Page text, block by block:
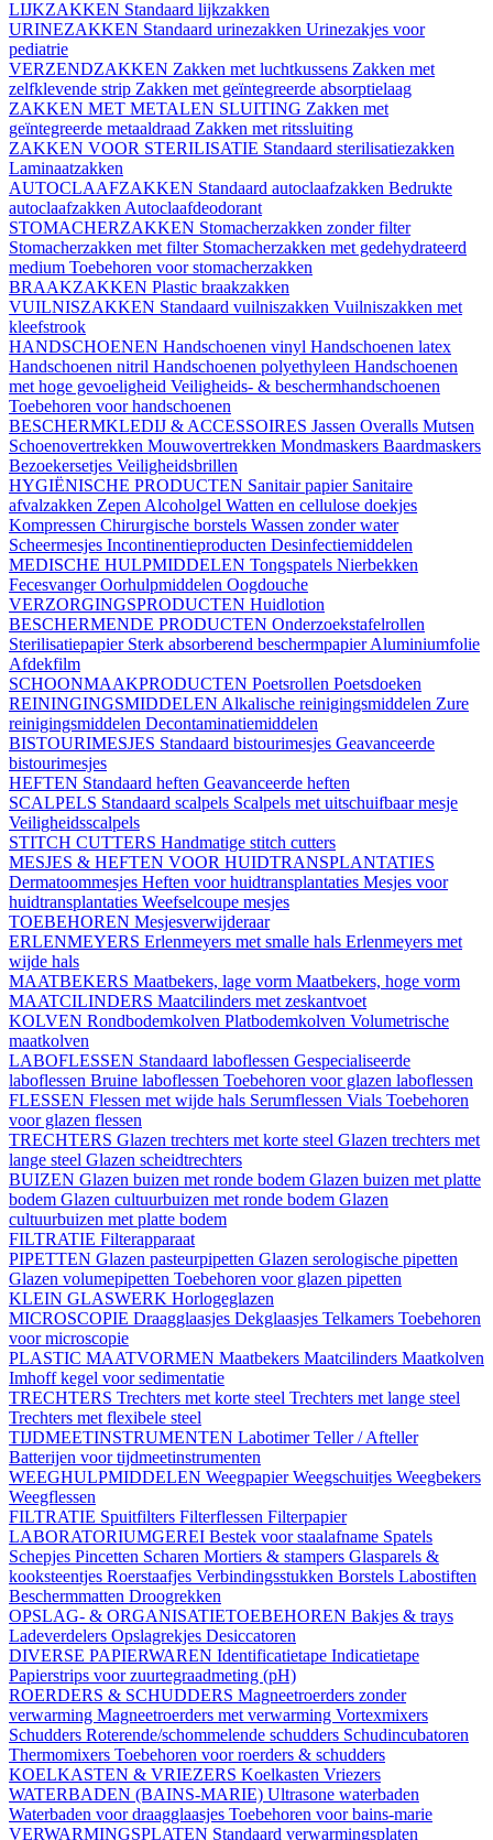
LIJKZAKKEN Standaard lijkzakken
URINEZAKKEN Standaard urinezakken Urinezakjes voor
pediatrie
VERZENDZAKKEN Zakken met luchtkussens Zakken met
zelfklevende strip Zakken met geïntegreerde absorptielaag
ZAKKEN MET METALEN SLUITING Zakken met
geïntegreerde metaaldraad Zakken met ritssluiting
ZAKKEN VOOR STERILISATIE Standaard sterilisatiezakken
Laminaatzakken
AUTOCLAAFZAKKEN Standaard autoclaafzakken Bedrukte
autoclaafzakken Autoclaafdeodorant
STOMACHERZAKKEN Stomacherzakken zonder filter
Stomacherzakken met filter Stomacherzakken met gedehydrateerd
medium Toebehoren voor stomacherzakken
BRAAKZAKKEN Plastic braakzakken
VUILNISZAKKEN Standaard vuilniszakken Vuilniszakken met
kleefstrook
HANDSCHOENEN Handschoenen vinyl Handschoenen latex
Handschoenen nitril Handschoenen polyethyleen Handschoenen
met hoge gevoeligheid Veiligheids- & beschermhandschoenen
Toebehoren voor handschoenen
BESCHERMKLEDIJ & ACCESSOIRES Jassen Overalls Mutsen
Schoenovertrekken Mouwovertrekken Mondmaskers Baardmaskers
Bezoekersetjes Veiligheidsbrillen
HYGIËNISCHE PRODUCTEN Sanitair papier Sanitaire
afvalzakken Zepen Alcoholgel Watten en cellulose doekjes
Kompressen Chirurgische borstels Wassen zonder water
Scheermesjes Incontinentieproducten Desinfectiemiddelen
MEDISCHE HULPMIDDELEN Tongspatels Nierbekken
FecesvangerOorhulpmiddelen Oogdouche
VERZORGINGSPRODUCTEN Huidlotion
BESCHERMENDE PRODUCTEN Onderzoekstafelrollen
Sterilisatiepapier Sterk absorberend beschermpapierAluminiumfolie
Afdekfilm
SCHOONMAAKPRODUCTEN Poetsrollen Poetsdoeken
REININGINGSMIDDELEN Alkalische reinigingsmiddelen Zure
reinigingsmiddelen Decontaminatiemiddelen
BISTOURIMESJES Standaard bistourimesjes Geavanceerde
bistourimesjes
HEFTEN Standaard heften Geavanceerde heften
SCALPELS Standaard scalpels Scalpels met uitschuifbaar mesje
Veiligheidsscalpels
STITCH CUTTERS Handmatige stitch cutters
MESJES & HEFTEN VOOR HUIDTRANSPLANTATIES
Dermatoommesjes Heften voor huidtransplantaties Mesjes voor
huidtransplantaties Weefselcoupe mesjes
TOEBEHOREN Mesjesverwijderaar
ERLENMEYERS Erlenmeyers met smalle hals Erlenmeyers met
wijde hals
MAATBEKERS Maatbekers, lage vorm Maatbekers, hoge vorm
MAATCILINDERS Maatcilinders met zeskantvoet
KOLVEN Rondbodemkolven Platbodemkolven Volumetrische
maatkolven
LABOFLESSEN Standaard laboflessen Gespecialiseerde
laboflessen Bruine laboflessen Toebehoren voor glazen laboflessen
FLESSEN Flessen met wijde hals Serumflessen Vials Toebehoren
voor glazen flessen
TRECHTERS Glazen trechters met korte steel Glazen trechters met
lange steel Glazen scheidtrechters
BUIZEN Glazen buizen met ronde bodem Glazen buizen met platte
bodem Glazen cultuurbuizen met ronde bodem Glazen
cultuurbuizen met platte bodem
FILTRATIE Filterapparaat
PIPETTEN Glazen pasteurpipetten Glazen serologische pipetten
Glazen volumepipetten Toebehoren voor glazen pipetten
KLEIN GLASWERK Horlogeglazen
MICROSCOPIE Draagglaasjes Dekglaasjes Telkamers Toebehoren
voor microscopie
PLASTIC MAATVORMEN Maatbekers Maatcilinders Maatkolven
Imhoff kegel voor sedimentatie
TRECHTERS Trechters met korte steel Trechters met lange steel
Trechters met flexibele steel
TIJDMEETINSTRUMENTEN LabotimerTeller / Afteller
Batterijen voor tijdmeetinstrumenten
WEEGHULPMIDDELEN WeegpapierWeegschuitjes Weegbekers
Weegflessen
FILTRATIE Spuitfilters Filterflessen Filterpapier
LABORATORIUMGEREI Bestek voor staalafname Spatels
Schepjes Pincetten Scharen Mortiers & stampers Glasparels &
kooksteentjes Roerstaafjes Verbindingsstukken Borstels Labostiften
Beschermmatten Droogrekken
OPSLAG- & ORGANISATIETOEBEHOREN Bakjes & trays
Ladeverdelers Opslagrekjes Desiccatoren
DIVERSE PAPIERWAREN Identificatietape Indicatietape
Papierstrips voor zuurtegraadmeting (pH)
ROERDERS & SCHUDDERS Magneetroerders zonder
verwarming Magneetroerders met verwarming Vortexmixers
Schudders Roterende/schommelende schudders Schudincubatoren
Thermomixers Toebehoren voor roerders & schudders
KOELKASTEN & VRIEZERS Koelkasten Vriezers
WATERBADEN (BAINS-MARIE) Ultrasone waterbaden
Waterbaden voor draagglaasjes Toebehoren voor bains-marie
VERWARMINGSPLATEN Standaard verwarmingsplaten